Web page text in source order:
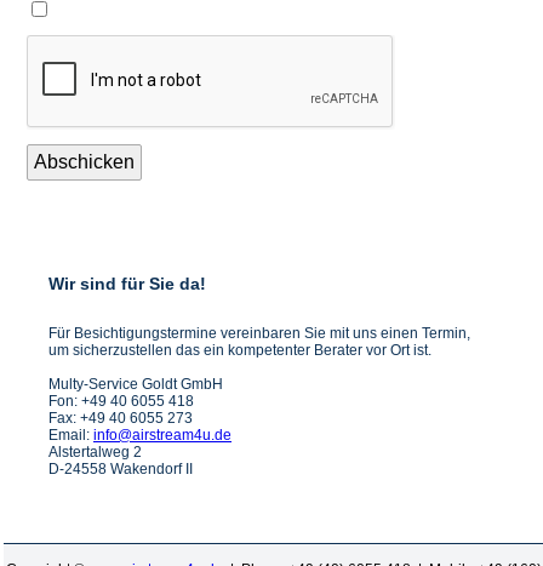
Abschicken
Wir sind für Sie da!
Für Besichtigungstermine vereinbaren Sie mit uns einen Termin,
um sicherzustellen das ein kompetenter Berater vor Ort ist.
Multy-Service Goldt GmbH
Fon: +49 40 6055 418
Fax: +49 40 6055 273
Email: info@airstream4u.de
Alstertalweg 2
D-24558 Wakendorf II